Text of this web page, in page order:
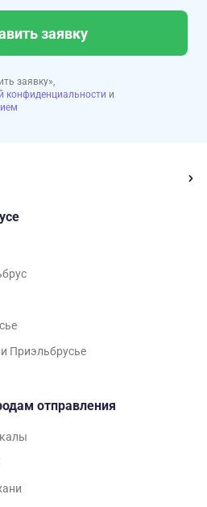
заявку
заявку»,
конфиденциальности и
Приэльбрусье
отправления